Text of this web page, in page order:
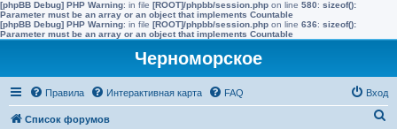
[phpBB Debug] PHP Warning: in file [ROOT]/phpbb/session.php on line 580: sizeof():
Parameter must be an array or an object that implements Countable
[phpBB Debug] PHP Warning: in file [ROOT]/phpbb/session.php on line 636: sizeof():
Parameter must be an array or an object that implements Countable
Черноморское
Правила Интерактивная карта FAQ Вход
Список форумов